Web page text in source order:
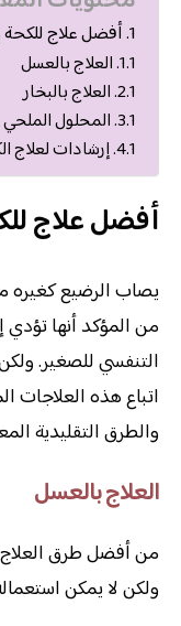
أفضل علاج للكحة
العلاج بالعسل
العلاج بالبخار
المحلول الملحي
إرشادات لعلاج
أفضل علاج
يصاب الرضيع كغيره
من المؤكد أنها تؤدي
التنفسي للصغير.
اتباع هذه العلاجات
والطرق التقليدية
العلاج بالعسل
من أفضل طرق العلاج
ولكن لا يمكن